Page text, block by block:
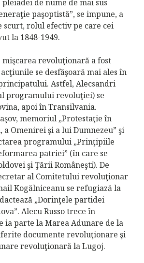
de nume de mai sus
paşoptistă”, se impune, a
scurt, rolul efectiv pe care cei
la 1848-1949.
revoluţionară a fost
se desfăşoară mai ales în
Astfel, Alecsandri
programului revoluţiei) se
apoi în Transilvania.
memoriul „Protestaţie în
Omenirei şi a lui Dumnezeu” şi
programului „Prinţipiile
patriei” (în care se
şi Ţării Româneşti). De
al Comitetului revoluţionar
Kogălniceanu se refugiază la
„Dorinţele partidei
Alecu Russo trece în
ia parte la Marea Adunare de la
documente revoluţionare şi
revoluţionară la Lugoj.